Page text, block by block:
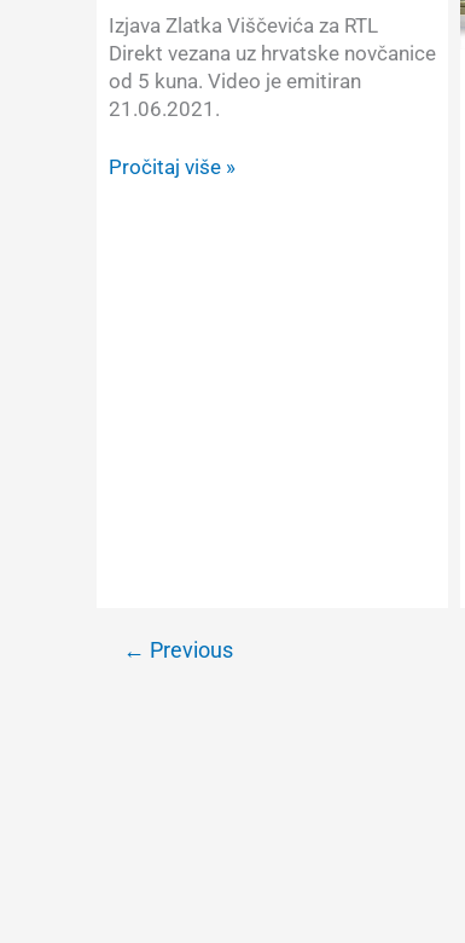
Uzroci
i
posljedice.
Izjava Zlatka Viščevića za RTL
Direkt vezana uz hrvatske novčanice
od 5 kuna. Video je emitiran
21.06.2021.
Zlatko
Pročitaj više »
← Previous